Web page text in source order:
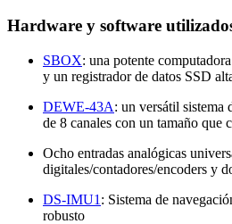
Hardware y software
SBOX: una potente
y un registrador de datos SSD
DEWE-43A: un versátil sistema
de 8 canales con un tamaño que
Ocho entradas analógicas
digitales/contadores/encoders y
DS-IMU1 : Sistema de
robusto